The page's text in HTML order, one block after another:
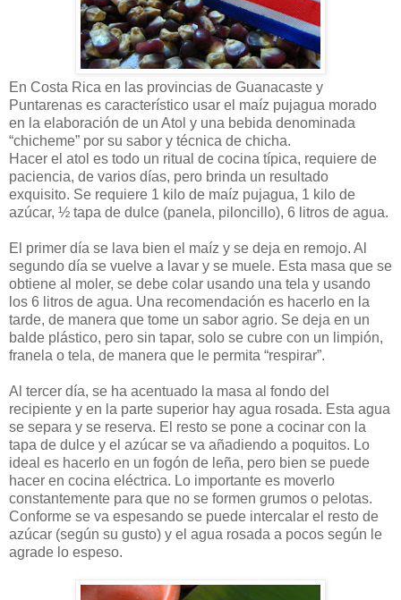
En Costa Rica en las provincias de Guanacaste y
Puntarenas es característico usar el maíz pujagua morado
en la elaboración de un Atol y una bebida denominada
“chicheme” por su sabor y técnica de chicha.
Hacer el atol es todo un ritual de cocina típica, requiere de
paciencia, de varios días, pero brinda un resultado
exquisito. Se requiere 1 kilo de maíz pujagua, 1 kilo de
azúcar, ½ tapa de dulce (panela, piloncillo), 6 litros de agua.
El primer día se lava bien el maíz y se deja en remojo. Al
segundo día se vuelve a lavar y se muele. Esta masa que se
obtiene al moler, se debe colar usando una tela y usando
los 6 litros de agua. Una recomendación es hacerlo en la
tarde, de manera que tome un sabor agrio. Se deja en un
balde plástico, pero sin tapar, solo se cubre con un limpión,
franela o tela, de manera que le permita “respirar”.
Al tercer día, se ha acentuado la masa al fondo del
recipiente y en la parte superior hay agua rosada. Esta agua
se separa y se reserva. El resto se pone a cocinar con la
tapa de dulce y el azúcar se va añadiendo a poquitos. Lo
ideal es hacerlo en un fogón de leña, pero bien se puede
hacer en cocina eléctrica. Lo importante es moverlo
constantemente para que no se formen grumos o pelotas.
Conforme se va espesando se puede intercalar el resto de
azúcar (según su gusto) y el agua rosada a pocos según le
agrade lo espeso.